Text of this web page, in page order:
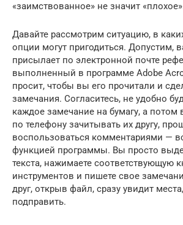
«заимствованное» не значит
Давайте рассмотрим ситуацию, в
опции могут пригодиться. Допустим,
присылает по электронной почте
выполненный в программе Adobe
просит, чтобы вы его прочитали и
замечания. Согласитесь, не удобно
каждое замечание на бумагу, а потом
по телефону зачитывать их другу,
воспользоваться комментариями —
функцией программы. Вы просто
текста, нажимаете соответствующую
инструментов и пишете свое
друг, открыв файл, сразу увидит
подправить.